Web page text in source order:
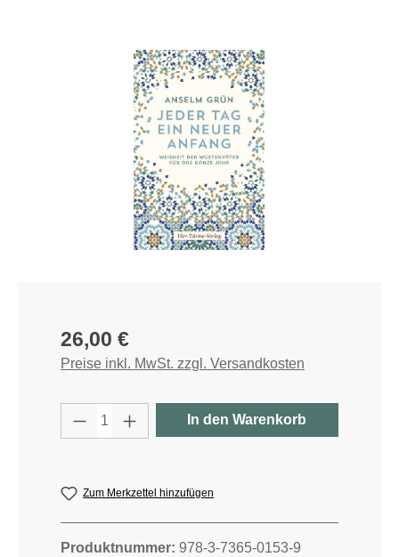
Bildergalerie überspringen
Regulärer Preis:
26,00 €
Preise inkl. MwSt. zzgl. Versandkosten
Produkt Anzahl: Gib den
In den Warenkorb
Zum Merkzettel hinzufügen
Produktnummer: 978-3-7365-0153-9